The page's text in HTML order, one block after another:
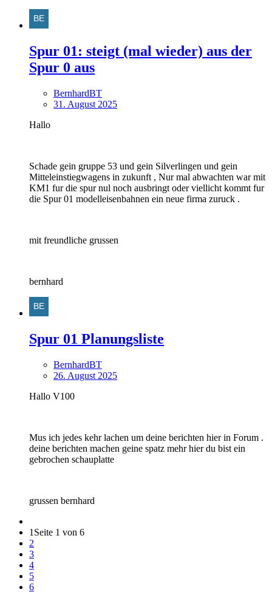
Spur 01: steigt (mal wieder) aus der
Spur 0 aus
BernhardBT
31. August 2025
Hallo
Schade gein gruppe 53 und gein Silverlingen und gein
Mitteleinstiegwagens in zukunft , Nur mal abwachten war mit
KM1 fur die spur nul noch ausbringt oder viellicht kommt fur
die Spur 01 modelleisenbahnen ein neue firma zuruck .
mit freundliche grussen
bernhard
Spur 01 Planungsliste
BernhardBT
26. August 2025
Hallo V100
Mus ich jedes kehr lachen um deine berichten hier in Forum .
deine berichten machen geine spatz mehr hier du bist ein
gebrochen schauplatte
grussen bernhard
1 Seite 1 von 6
2
3
4
5
6